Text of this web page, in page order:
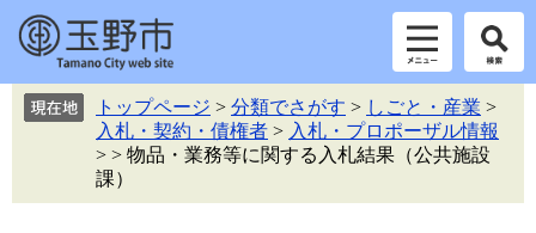
トップページ > 分類でさがす > しごと・産業 >
入札・契約・債権者 > 入札・プロポーザル情報
> > 物品・業務等に関する入札結果（公共施設
課）